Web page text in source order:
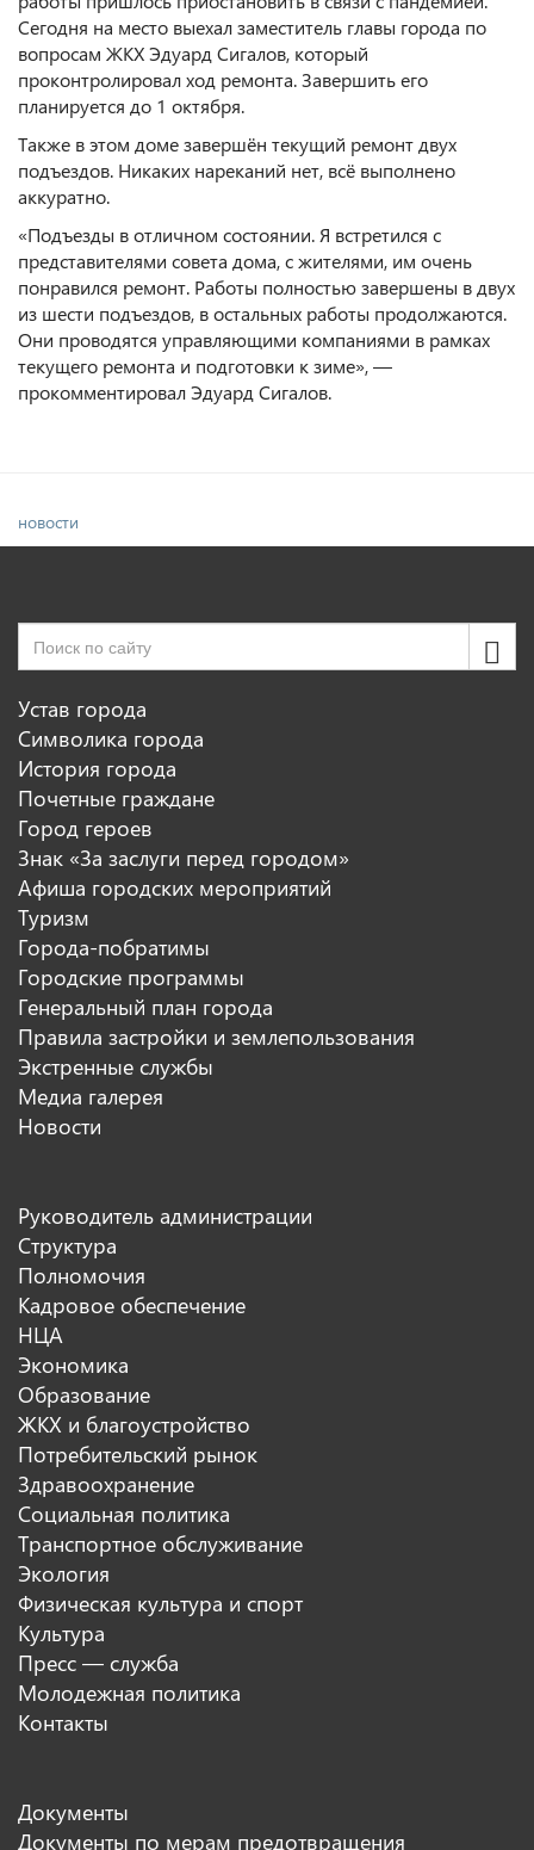
Сегодня на место выехал заместитель главы города по
вопросам ЖКХ Эдуард Сигалов, который
проконтролировал ход ремонта. Завершить его
планируется до 1 октября.
Также в этом доме завершён текущий ремонт двух
подъездов. Никаких нареканий нет, всё выполнено
аккуратно.
«Подъезды в отличном состоянии. Я встретился с
представителями совета дома, с жителями, им очень
понравился ремонт. Работы полностью завершены в двух
из шести подъездов, в остальных работы продолжаются.
Они проводятся управляющими компаниями в рамках
текущего ремонта и подготовки к зиме», —
прокомментировал Эдуард Сигалов.
новости
Устав города
Символика города
История города
Почетные граждане
Город героев
Знак «За заслуги перед городом»
Афиша городских мероприятий
Туризм
Города-побратимы
Городские программы
Генеральный план города
Правила застройки и землепользования
Экстренные службы
Медиа галерея
Новости
Руководитель администрации
Структура
Полномочия
Кадровое обеспечение
НЦА
Экономика
Образование
ЖКХ и благоустройство
Потребительский рынок
Здравоохранение
Социальная политика
Транспортное обслуживание
Экология
Физическая культура и спорт
Культура
Пресс — служба
Молодежная политика
Контакты
Документы
Документы по мерам предотвращения